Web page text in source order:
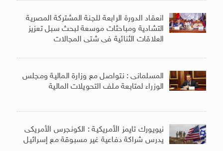
انعقاد الدورة الرابعة للجنة المشتركة المصرية
التشادية ومباحثات موسعة لبحث سبل تعزيز
العلاقات الثنائية فى شتى المجالات
المسلمانى : نتواصل مع وزارة المالية ومجلس
الوزراء لمتابعة ملف التحويلات المالية
نيويورك تايمز الأمريكية : الكونجرس الأمريكى
يدرس شراكة دفاعية غير مسبوقة مع إسرائيل